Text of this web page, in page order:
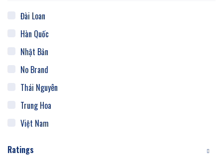
Đài Loan
Hàn Quốc
Nhật Bản
No Brand
Thái Nguyên
Trung Hoa
Việt Nam
Ratings